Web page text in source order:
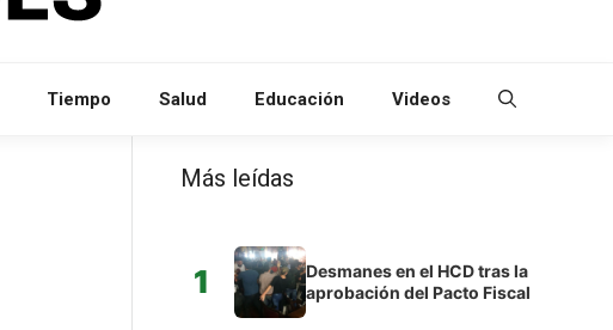
Tiempo Salud Educación Videos
Más leídas
1
Desmanes en el HCD tras la
aprobación del Pacto Fiscal